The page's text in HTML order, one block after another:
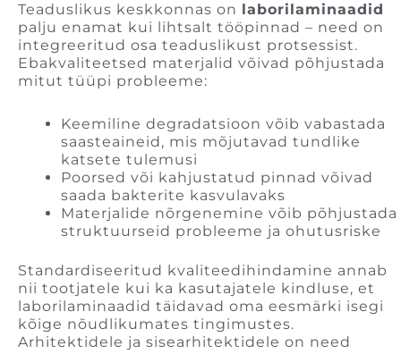
Teaduslikus keskkonnas on
laborilaminaadid
palju enamat kui lihtsalt tööpinnad – need on
integreeritud osa teaduslikust protsessist.
Ebakvaliteetsed materjalid võivad põhjustada
mitut tüüpi probleeme:
Keemiline degradatsioon võib vabastada
saasteaineid, mis mõjutavad tundlike
katsete tulemusi
Poorsed või kahjustatud pinnad võivad
saada bakterite kasvulavaks
Materjalide nõrgenemine võib põhjustada
struktuurseid probleeme ja ohutusriske
Standardiseeritud kvaliteedihindamine annab
nii tootjatele kui ka kasutajatele kindluse, et
laborilaminaadid täidavad oma eesmärki isegi
kõige nõudlikumates tingimustes.
Arhitektidele ja sisearhitektidele on need